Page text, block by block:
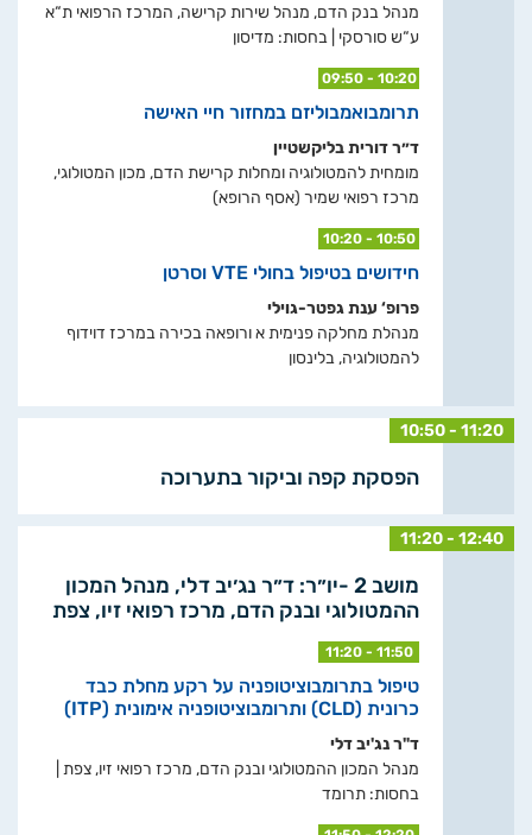
מנהל בנק הדם, מנהל שירות קרישה, המרכז הרפואי ת“א
ע“ש סורסקי | בחסות: מדיסון
09:50 - 10:20
תרומבואמבוליזם במחזור חיי האישה
ד״ר דורית בליקשטיין
מומחית להמטולוגיה ומחלות קרישת הדם, מכון המטולוגי,
מרכז רפואי שמיר (אסף הרופא)
10:20 - 10:50
חידושים בטיפול בחולי VTE וסרטן
פרופ‘ ענת גפטר-גוילי
מנהלת מחלקה פנימית א ורופאה בכירה במרכז דוידוף
להמטולוגיה, בלינסון
10:50 - 11:20
הפסקת קפה וביקור בתערוכה
11:20 - 12:40
מושב 2 -יו״ר: ד״ר נג׳יב דלי, מנהל המכון
ההמטולוגי ובנק הדם, מרכז רפואי זיו, צפת
11:20 - 11:50
טיפול בתרומבוציטופניה על רקע מחלת כבד
כרונית (CLD) ותרומבוציטופניה אימונית (ITP)
ד"ר נג'יב דלי
מנהל המכון ההמטולוגי ובנק הדם, מרכז רפואי זיו, צפת |
בחסות: תרומד